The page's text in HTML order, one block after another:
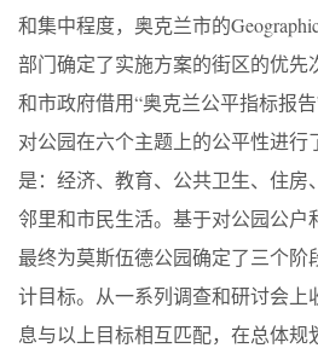
和集中程度，奥克兰市的
部门确定了实施方案的街区的优先
和市政府借用“奥克兰公平指标报
对公园在六个主题上的公平性进行
是：经济、教育、公共卫生、住房
邻里和市民生活。基于对公园公户
最终为莫斯伍德公园确定了三个阶
计目标。从一系列调查和研讨会上
息与以上目标相互匹配，在总体规